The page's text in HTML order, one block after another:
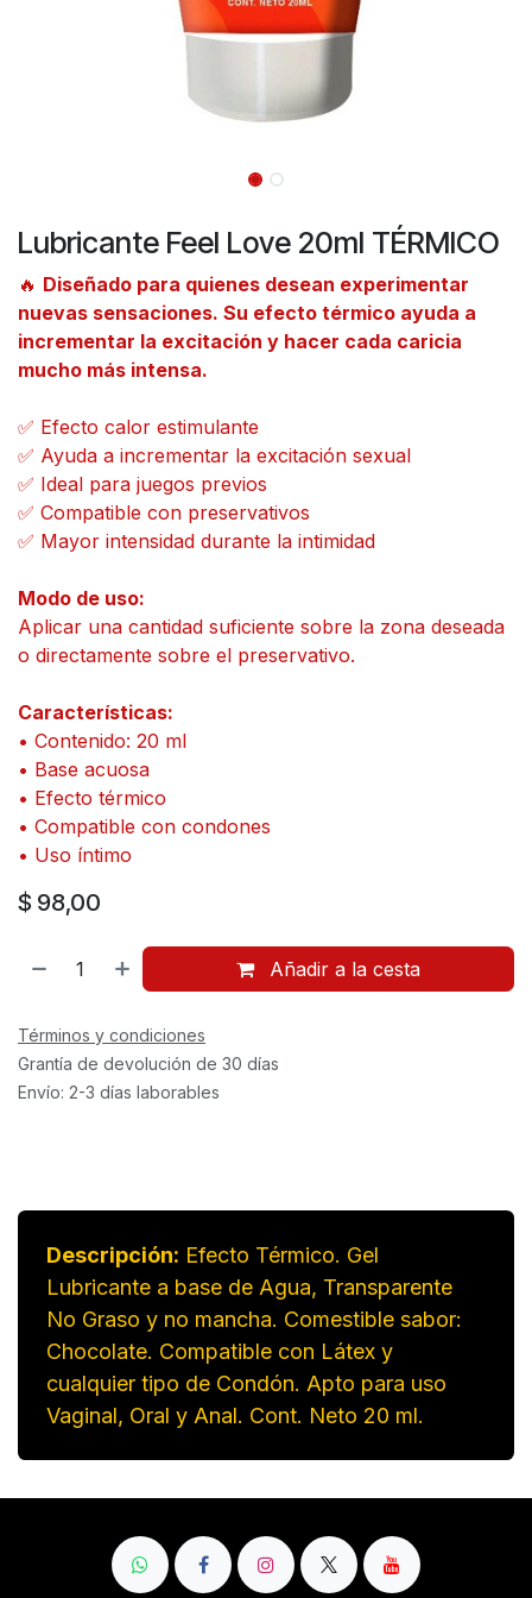
Lubricante Feel Love 20ml TÉRMICO
🔥 Diseñado para quienes desean experimentar
nuevas sensaciones. Su efecto térmico ayuda a
incrementar la excitación y hacer cada caricia
mucho más intensa.
✅ Efecto calor estimulante
✅ Ayuda a incrementar la excitación sexual
✅ Ideal para juegos previos
✅ Compatible con preservativos
✅ Mayor intensidad durante la intimidad
Modo de uso:
Aplicar una cantidad suficiente sobre la zona deseada
o directamente sobre el preservativo.
Características:
• Contenido: 20 ml
• Base acuosa
• Efecto térmico
• Compatible con condones
• Uso íntimo
$ 98,00
Añadir a la cesta
Términos y condiciones
Grantía de devolución de 30 días
Envío: 2-3 días laborables
Descripción: Efecto Térmico. Gel
Lubricante a base de Agua, Transparente
No Graso y no mancha. Comestible sabor:
Chocolate. Compatible con Látex y
cualquier tipo de Condón. Apto para uso
Vaginal, Oral y Anal. Cont. Neto 20 ml.